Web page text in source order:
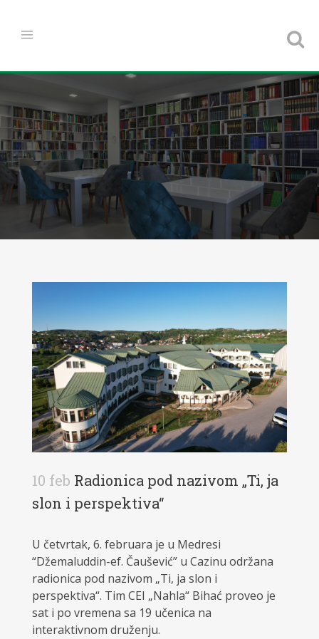
10 feb Radionica pod nazivom „Ti, ja
slon i perspektiva“
U četvrtak, 6. februara je u Medresi
“Džemaluddin-ef. Čaušević” u Cazinu održana
radionica pod nazivom „Ti, ja slon i
perspektiva“. Tim CEI „Nahla“ Bihać proveo je
sat i po vremena sa 19 učenica na
interaktivnom druženju.